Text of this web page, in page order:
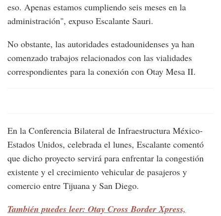
eso. Apenas estamos cumpliendo seis meses en la
administración", expuso Escalante Sauri.
No obstante, las autoridades estadounidenses ya han
comenzado trabajos relacionados con las vialidades
correspondientes para la conexión con Otay Mesa II.
En la Conferencia Bilateral de Infraestructura México-
Estados Unidos, celebrada el lunes, Escalante comentó
que dicho proyecto servirá para enfrentar la congestión
existente y el crecimiento vehicular de pasajeros y
comercio entre Tijuana y San Diego.
También puedes leer: Otay Cross Border Xpress,